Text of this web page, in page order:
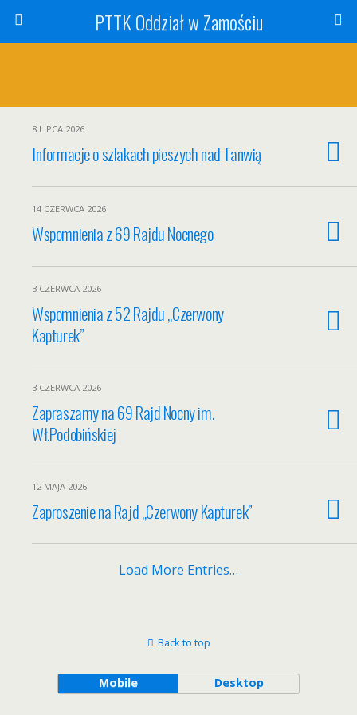
PTTK Oddział w Zamościu
8 LIPCA 2026
Informacje o szlakach pieszych nad Tanwią
14 CZERWCA 2026
Wspomnienia z 69 Rajdu Nocnego
3 CZERWCA 2026
Wspomnienia z 52 Rajdu „Czerwony
Kapturek”
3 CZERWCA 2026
Zapraszamy na 69 Rajd Nocny im.
Wł.Podobińskiej
12 MAJA 2026
Zaproszenie na Rajd „Czerwony Kapturek”
Load More Entries…
Back to top
Mobile Desktop